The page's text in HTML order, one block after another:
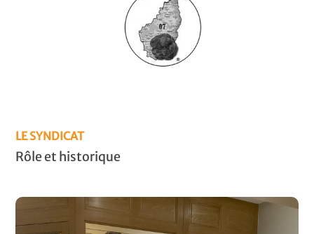
LE SYNDICAT
Rôle et historique